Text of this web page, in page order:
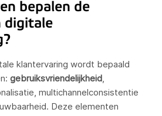
bepalen de
digitale
klantervaring wordt bepaald
gebruiksvriendelijkheid,
multichannelconsistentie
Deze elementen